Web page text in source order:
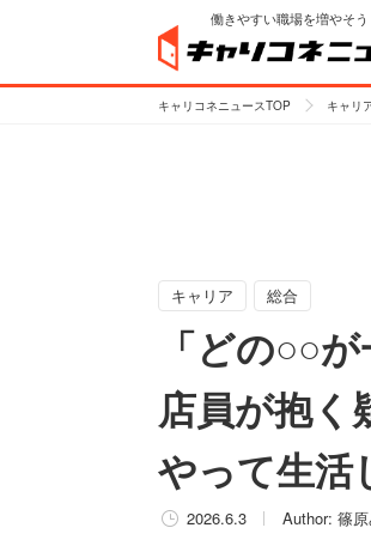
働きやすい職場を増やそう
キャリコネニュースTOP キャリ
キャリア 総合
「どの○○
店員が抱く
やって生活
2026.6.3 Author: 篠